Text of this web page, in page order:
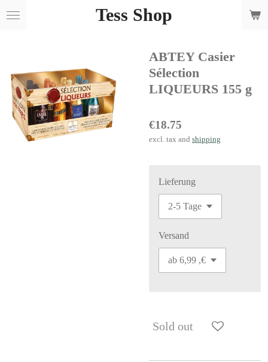
Skip
Tess Shop
ABTEY Casier
Sélection
LIQUEURS 155 g
€18.75
excl. tax and shipping
Lieferung
Versand
Sold out